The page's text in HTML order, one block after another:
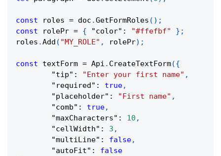
const roles = doc .GetFormRoles ( ) ;
const rolePr = { "color" : "#ffefbf" } ;
roles .Add ( "MY_ROLE" , rolePr) ;
const textForm = Api . CreateTextForm({
"tip" : "Enter your first name" ,
"required" : true,
"placeholder" : "First name" ,
"comb" : true,
"maxCharacters" : 10 ,
"cellWidth" : 3 ,
"multiLine" : false,
"autoFit" :
false